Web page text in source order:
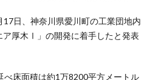
17日、神奈川県愛川町の工業団地内
ア厚木Ⅰ」の開発に着手したと発表
床面積は約1万8200平方メートル